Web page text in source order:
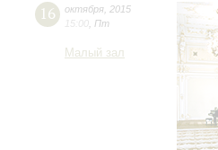
16 октября 2015
15:00 Пт
Малый зал